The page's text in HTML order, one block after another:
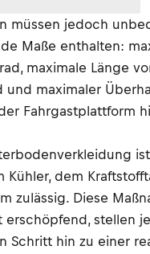
müssen jedoch
Maße enthalten:
maximale Länge
und maximaler
Fahrgastplattform
Kühler, dem
zulässig. Diese
stellen
Schritt hin zu einer